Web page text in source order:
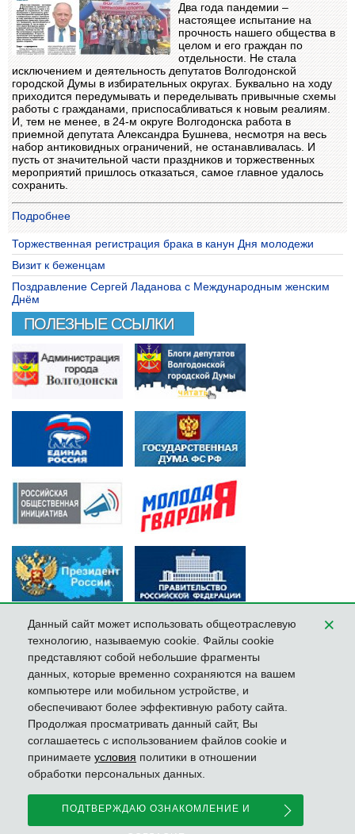
Два года пандемии –
настоящее испытание на
прочность нашего общества в
целом и его граждан по
отдельности. Не стала
исключением и деятельность депутатов Волгодонской
городской Думы в избирательных округах. Буквально на ходу
приходится передумывать и переделывать привычные схемы
работы с гражданами, приспосабливаться к новым реалиям.
И, тем не менее, в 24-м округе Волгодонска работа в
приемной депутата Александра Бушнева, несмотря на весь
набор антиковидных ограничений, не останавливалась. И
пусть от значительной части праздников и торжественных
мероприятий пришлось отказаться, самое главное удалось
сохранить.
Подробнее
Торжественная регистрация брака в канун Дня молодежи
Визит к беженцам
Поздравление Сергей Ладанова с Международным женским
Днём
ПОЛЕЗНЫЕ ССЫЛКИ
KUBOX
Данный сайт может использовать общеотраслевую
технологию, называемую cookie. Файлы cookie
представляют собой небольшие фрагменты
данных, которые временно сохраняются на вашем
компьютере или мобильном устройстве, и
обеспечивают более эффективную работу сайта.
Продолжая просматривать данный сайт, Вы
соглашаетесь с использованием файлов cookie и
принимаете условия политики в отношении
обработки персональных данных.
×
ПОДТВЕРЖДАЮ ОЗНАКОМЛЕНИЕ И